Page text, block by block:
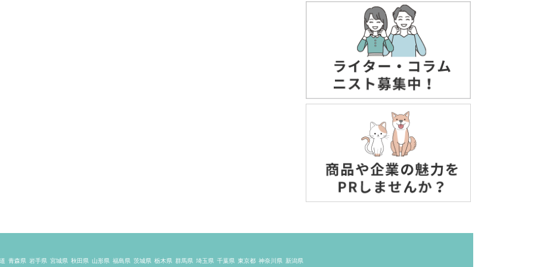
青森県 岩手県 宮城県 秋田県 山形県 福島県 茨城県 栃木県 群馬県 埼玉県 千葉県 東京都 神奈川県 新潟県